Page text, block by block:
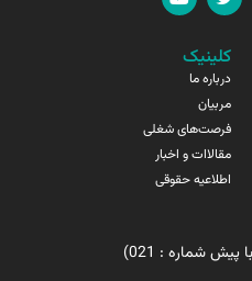
کلینیک
درباره ما
مربیان
فرصت‌های شغلی
مقالاات و اخبار
اطلاعیه حقوقی
شماره : 021)